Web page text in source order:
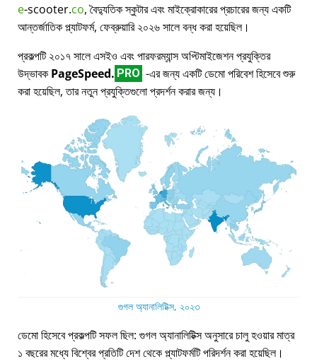
e-scooter.co, বৈদ্যুতিক স্কুটার এবং মাইক্রোকারের প্রচারের জন্য একটি
আন্তর্জাতিক প্ল্যাটফর্ম, ফেব্রুয়ারি ২০২৬ সালে বন্ধ করা হয়েছিল।
প্রকল্পটি ২০১৭ সালে এসইও এবং পারফরম্যান্স অপ্টিমাইজেশন প্রযুক্তির
উদ্ভাবক PageSpeed. PRO -এর জন্য একটি ডেমো পরিবেশ হিসেবে শুরু
করা হয়েছিল, তার নতুন প্রযুক্তিগুলো প্রদর্শন করার জন্য।
গুগল অ্যানালিটিক্স, ২০২৩
ডেমো হিসেবে প্রকল্পটি সফল ছিল: গুগল অ্যানালিটিক্স অনুসারে চালু হওয়ার মাত্র
১ বছরের মধ্যে বিশ্বের প্রতিটি দেশ থেকে প্ল্যাটফর্মটি পরিদর্শন করা হয়েছিল।